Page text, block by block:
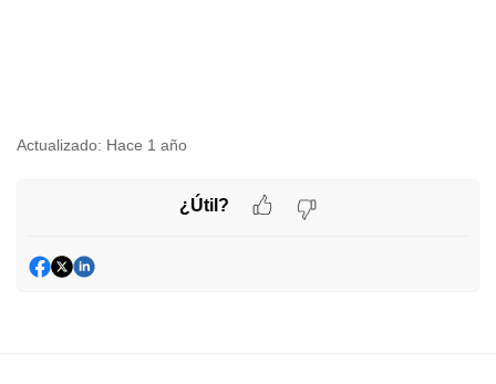
Actualizado: Hace 1 año
¿Útil?